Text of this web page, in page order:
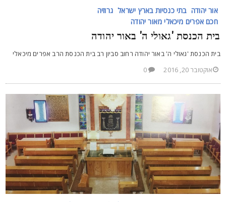
אור יהודה בתי כנסיות בארץ ישראל גרוזיה
חכם אפרים מיכאלי מאור יהודה
הכנסת 'גאולי ה' באור יהודה
הכנסת 'גאולי ה' באור יהודה רחוב סביון רב בית הכנסת הרב אפרים מיכאלי
אוקטובר 20, 2016
0